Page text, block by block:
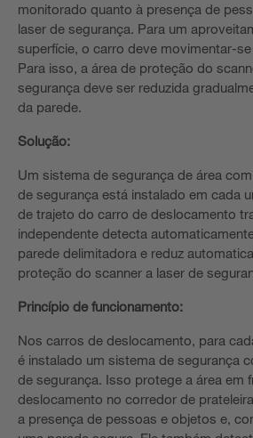
monitorado quanto à presença de
laser de segurança. Para um
superfície, o carro deve movimentar-
Para isso, a área de proteção do
segurança deve ser reduzida
da parede.
Solução:
Um sistema de segurança de área
de segurança está instalado em cada
de trajeto do carro de deslocamento
independente detecta
parede delimitadora e reduz
proteção do scanner a laser de
Princípio de funcionamento:
Nos carros de deslocamento, para
é instalado um sistema de segurança
de segurança. Isso protege a área em
deslocamento no corredor de
a presença de pessoas e objetos e,